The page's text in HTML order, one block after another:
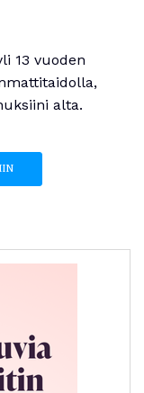
13 vuoden
alta.